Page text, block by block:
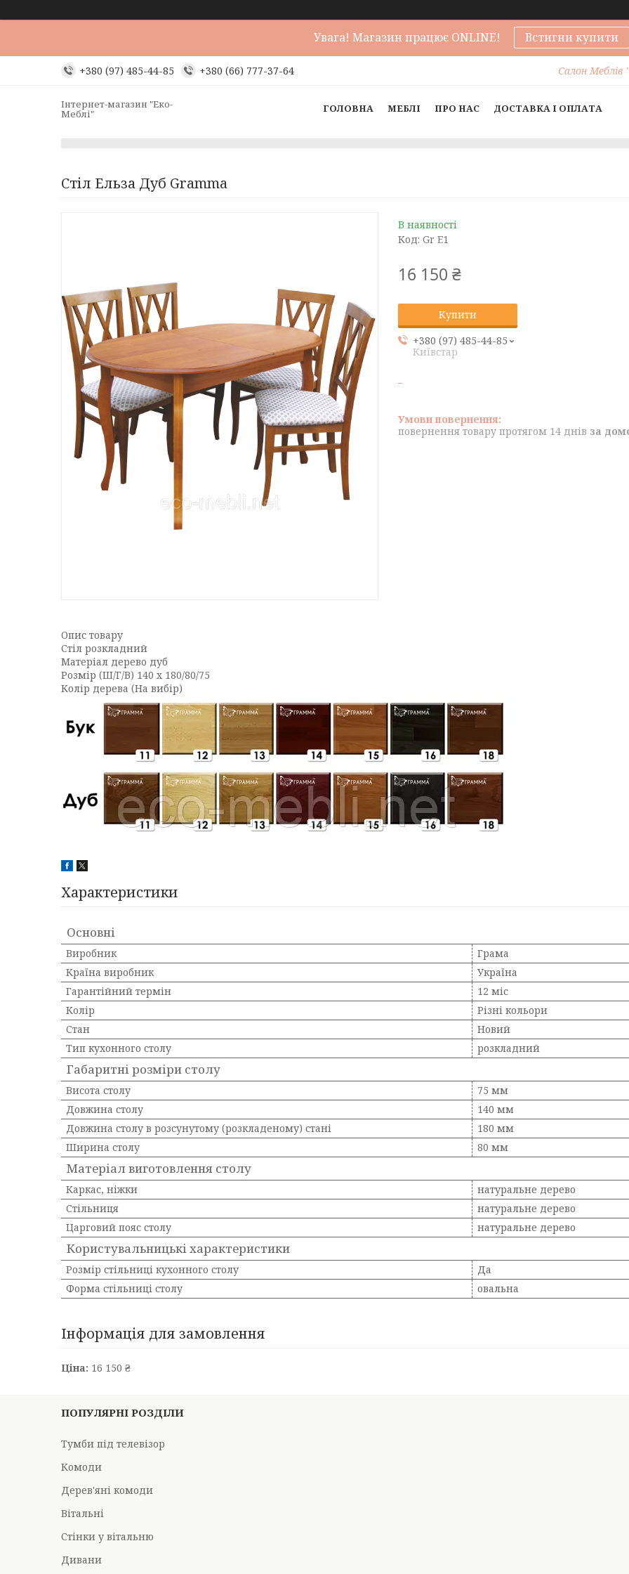
Увага! Магазин працює ONLINE! Встигни купити
+380 (97) 485-44-85 +380 (66) 777-37-64 Салон Меблів
Інтернет-магазин "Еко-
Меблі" ГОЛОВНА МЕБЛІ ПРО НАС ДОСТАВКА І ОПЛАТА
Стіл Ельза Дуб Gramma
В наявності
Код: Gr E1
16 150 ₴
Купити
+380 (97) 485-44-85
Київстар
повернення товару протягом 14 днів за
Опис товару
Стіл розкладний
Матеріал дерево дуб
Розмір (Ш/Г/В) 140 x 180/80/75
Колір дерева (На вибір)
Характеристики
Основні
Виробник
Грама
Країна виробник
Україна
Гарантійний термін
12 міс
Колір
Різні кольори
Стан
Новий
Тип кухонного столу
розкладний
Габаритні розміри столу
Висота столу
75 мм
Довжина столу
140 мм
Довжина столу в розсунутому (розкладеному) стані
180 мм
Ширина столу
80 мм
Матеріал виготовлення столу
Каркас, ніжки
натуральне дерево
Стільниця
натуральне дерево
Царговий пояс столу
натуральне дерево
Користувальницькі характеристики
Розмір стільниці кухонного столу
Да
Форма стільниці столу
овальна
Інформація для замовлення
Ціна: 16 150 ₴
ПОПУЛЯРНІ РОЗДІЛИ
Тумби під телевізор
Комоди
Дерев'яні комоди
Вітальні
Стінки у вітальню
Дивани